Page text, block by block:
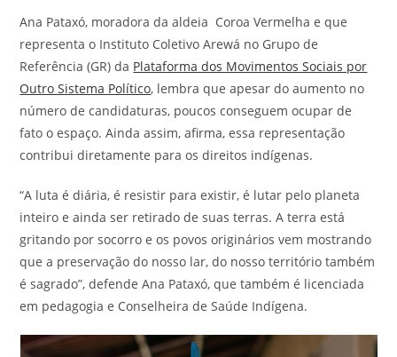
Ana Pataxó, moradora da aldeia Coroa Vermelha e que
representa o Instituto Coletivo Arewá no Grupo de
Referência (GR) da Plataforma dos Movimentos Sociais por
Outro Sistema Político, lembra que apesar do aumento no
número de candidaturas, poucos conseguem ocupar de
fato o espaço. Ainda assim, afirma, essa representação
contribui diretamente para os direitos indígenas.
“A luta é diária, é resistir para existir, é lutar pelo planeta
inteiro e ainda ser retirado de suas terras. A terra está
gritando por socorro e os povos originários vem mostrando
que a preservação do nosso lar, do nosso território também
é sagrado”, defende Ana Pataxó, que também é licenciada
em pedagogia e Conselheira de Saúde Indígena.